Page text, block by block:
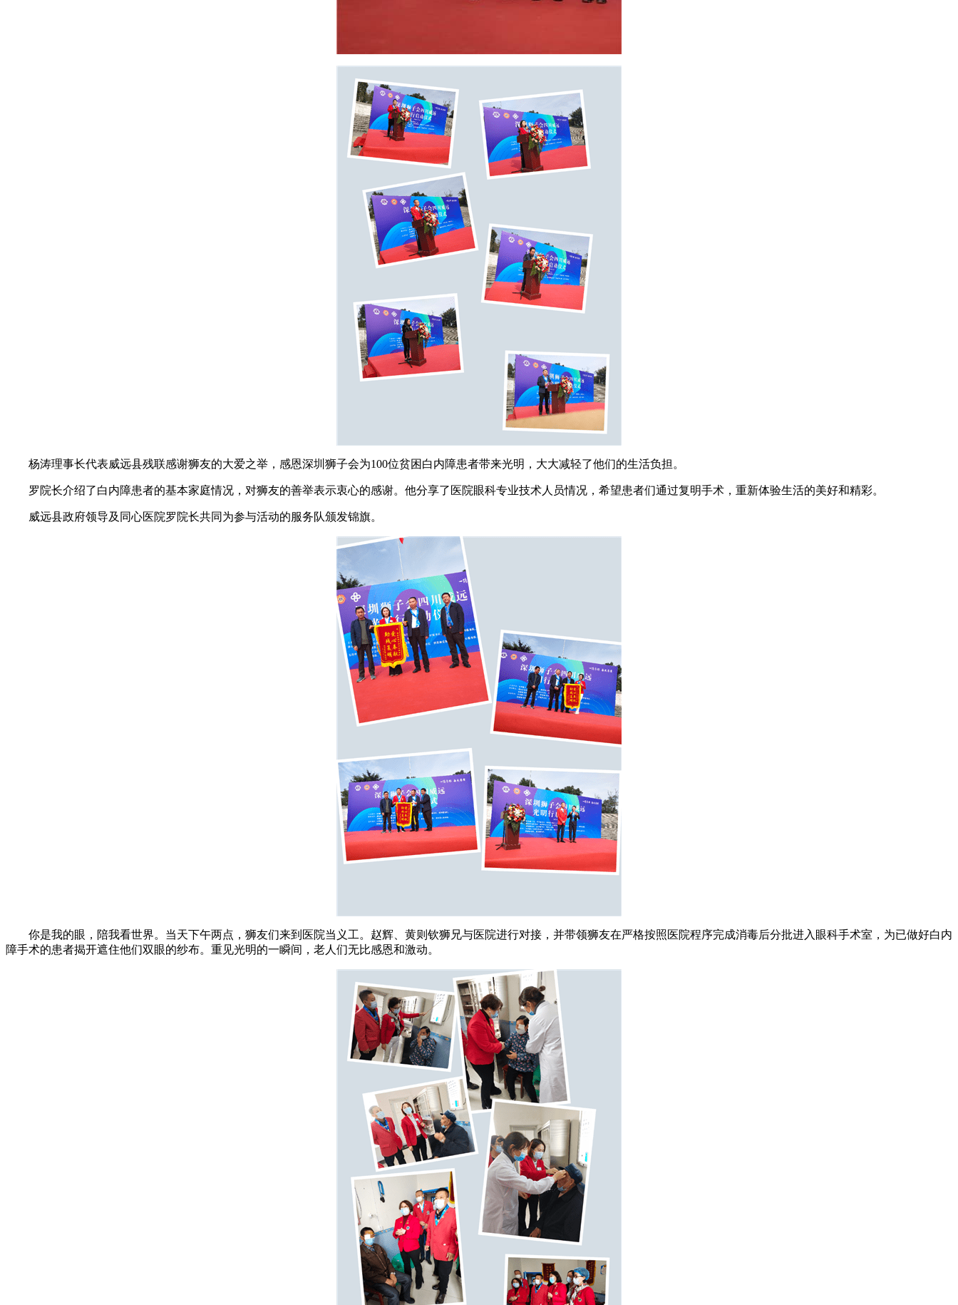
杨涛理事长代表威远县残联感谢狮友的大爱之举，感恩深圳狮子会为100位贫困白内障患者带来光明，大大减轻了他们的生活负担。
罗院长介绍了白内障患者的基本家庭情况，对狮友的善举表示衷心的感谢。他分享了医院眼科专业技术人员情况，希望患者们通过复明手术，重新体验生活的美好和精彩。
威远县政府领导及同心医院罗院长共同为参与活动的服务队颁发锦旗。
你是我的眼，陪我看世界。当天下午两点，狮友们来到医院当义工。赵辉、黄则钦狮兄与医院进行对接，并带领狮友在严格按照医院程序完成消毒后分批进入眼科手术室，为已做好白内
障手术的患者揭开遮住他们双眼的纱布。重见光明的一瞬间，老人们无比感恩和激动。